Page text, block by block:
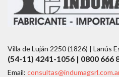
Villa de Luján 2250 (1826) | Lanús
(54-11) 4241-1056 | 0800 666
Email: